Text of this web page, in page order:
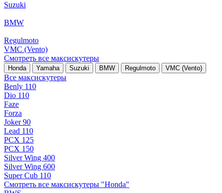
Suzuki
BMW
Regulmoto
VMC (Vento)
Смотреть все максискутеры
Honda Yamaha Suzuki BMW Regulmoto VMC (Vento)
Все максискутеры
Benly 110
Dio 110
Faze
Forza
Joker 90
Lead 110
PCX 125
PCX 150
Silver Wing 400
Silver Wing 600
Super Cub 110
Смотреть все максискутеры "Honda"